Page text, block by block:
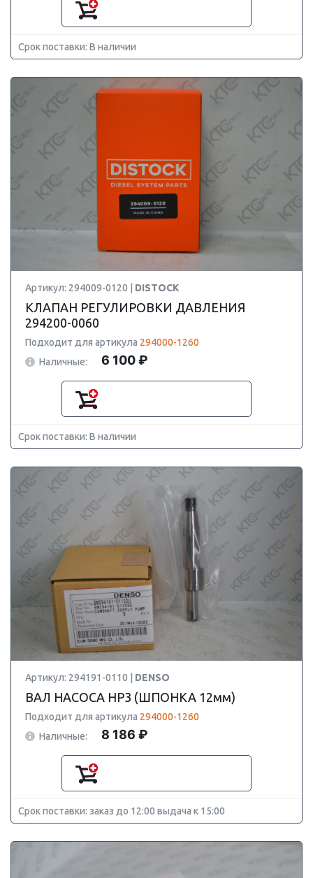
Срок поставки: В наличии
Артикул: 294009-0120 | DISTOCK
КЛАПАН РЕГУЛИРОВКИ ДАВЛЕНИЯ
294200-0060
Подходит для артикула 294000-1260
Наличные:
6 100 ₽
Срок поставки: В наличии
Артикул: 294191-0110 | DENSO
ВАЛ НАСОСА HP3 (ШПОНКА 12мм)
Подходит для артикула 294000-1260
Наличные:
8 186 ₽
Срок поставки: заказ до 12:00 выдача к 15:00